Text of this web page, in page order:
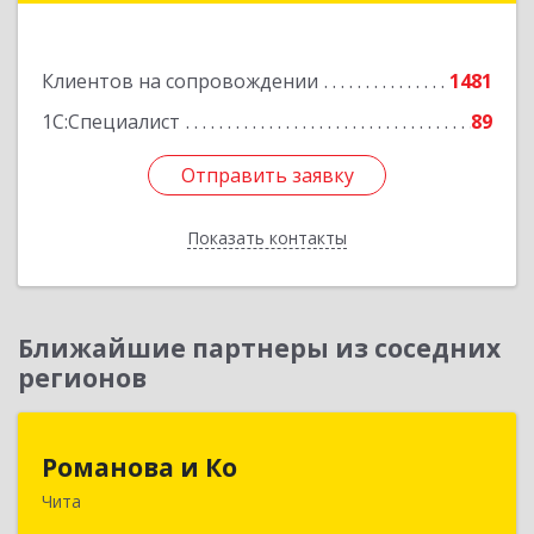
Клиентов на сопровождении
1481
1С:Специалист
89
Отправить заявку
Показать контакты
Отправить заявку
Назад
Ближайшие партнеры из соседних
регионов
Романова и Ко
Чита672000, Забайкальский край, Чита г, Анохина